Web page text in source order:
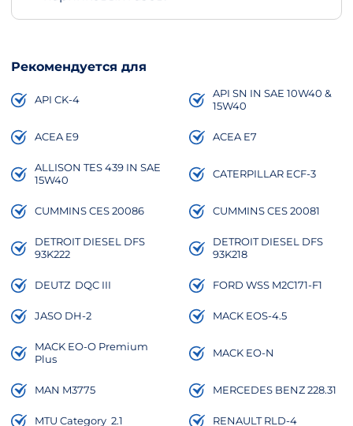
Рекомендуется для
API CK-4
API SN IN SAE 10W40 &
15W40
ACEA E9 ACEA E7
ALLISON TES 439 IN SAE
15W40
CATERPILLAR ECF-3
CUMMINS CES 20086 CUMMINS CES 20081
DETROIT DIESEL DFS
93K222
DETROIT DIESEL DFS
93K218
DEUTZ DQC III FORD WSS M2C171-F1
JASO DH-2 MACK EOS-4.5
MACK EO-O Premium
Plus
MACK EO-N
MAN M3775 MERCEDES BENZ 228.31
MTU Category 2.1 RENAULT RLD-4